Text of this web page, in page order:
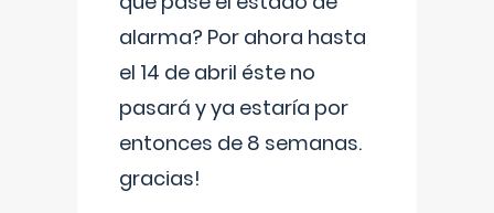
alarma? Por ahora hasta
el 14 de abril éste no
pasará y ya estaría por
entonces de 8 semanas.
gracias!